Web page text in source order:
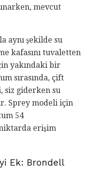
mevcut
aynı şekilde su
kafasını tuvaletten
yakındaki bir
sırasında, çift
siz giderken su
Sprey modeli için
54
erişim
Ek: Brondell